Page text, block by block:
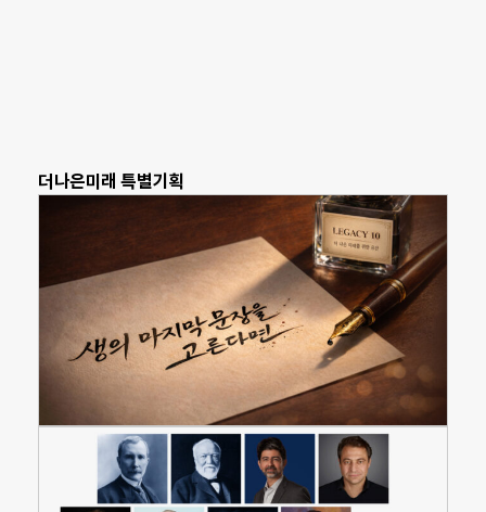
더나은미래 특별기획